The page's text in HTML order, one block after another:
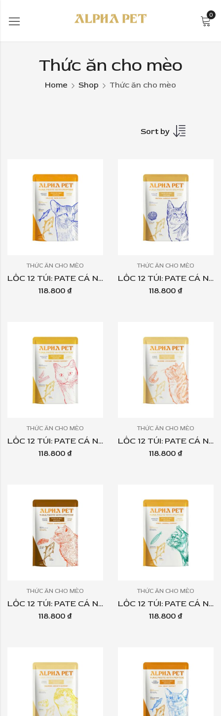
0
Thức ăn cho mèo
Home Shop Thức ăn cho mèo
Sort by
THỨC ĂN CHO MÈO
LỐC 12 TÚI: PATE CÁ NGỪ PEPTIDE ALPHA PET – TOPPING CÁ CƠM 60GR
118.800 ₫
THỨC ĂN CHO MÈO
LỐC 12 TÚI: PATE CÁ NGỪ PEPTIDE ALPHA PET – TOPPING SÒ ĐIỆP TÚI 60GR
118.800 ₫
THỨC ĂN CHO MÈO
LỐC 12 TÚI: PATE CÁ NGỪ PEPTIDE ALPHA PET – TOPPING THANH CUA TÚI 60GR
118.800 ₫
THỨC ĂN CHO MÈO
LỐC 12 TÚI: PATE CÁ NGỪ PEPTIDE ALPHA PET – TOPPING TÔM TÚI 60GR
118.800 ₫
THỨC ĂN CHO MÈO
LỐC 12 TÚI: PATE CÁ NGỪ PEPTIDE ALPHA PET 60GR – TOPPING CÁ HỒI
118.800 ₫
THỨC ĂN CHO MÈO
LỐC 12 TÚI: PATE CÁ NGỪ PEPTIDE ALPHA PET 60GR – TOPPING ĐẬU HÀ LAN
118.800 ₫